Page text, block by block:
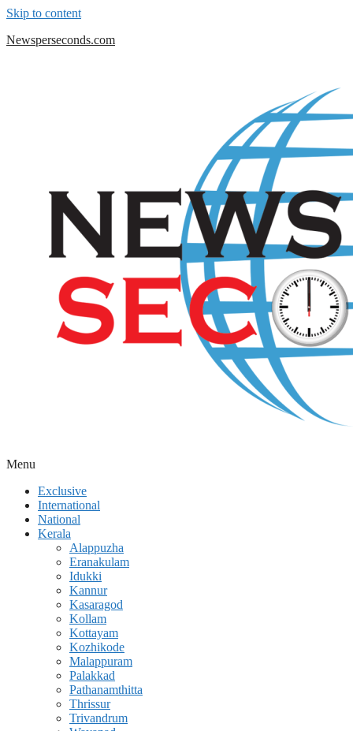
Skip to content
Newsperseconds.com
Menu
Exclusive
International
National
Kerala
Alappuzha
Eranakulam
Idukki
Kannur
Kasaragod
Kollam
Kottayam
Kozhikode
Malappuram
Palakkad
Pathanamthitta
Thrissur
Trivandrum